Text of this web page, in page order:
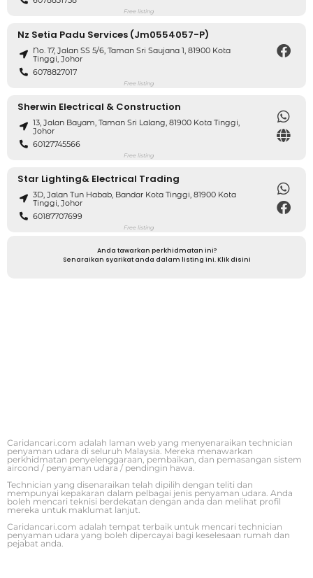
Free listing
Nz Setia Padu Services (Jm0554057-P)
No. 17, Jalan SS 5/6, Taman Sri Saujana 1, 81900 Kota
Tinggi, Johor
6078827017
Free listing
Sherwin Electrical & Construction
13, Jalan Bayam, Taman Sri Lalang, 81900 Kota Tinggi,
Johor
60127745566
Free listing
Star Lighting& Electrical Trading
3D, Jalan Tun Habab, Bandar Kota Tinggi, 81900 Kota
Tinggi, Johor
60187707699
Free listing
Anda tawarkan perkhidmatan ini?
Senaraikan syarikat anda dalam listing ini. Klik disini
Caridancari.com adalah laman web yang menyenaraikan technician
penyaman udara di seluruh Malaysia. Mereka menawarkan
perkhidmatan penyelenggaraan, pembaikan, dan pemasangan sistem
aircond / penyaman udara / pendingin hawa.
Technician yang disenaraikan telah dipilih dengan teliti dan
mempunyai kepakaran dalam pelbagai jenis penyaman udara. Anda
boleh mencari teknisi berdekatan dengan anda dan melihat profil
mereka untuk maklumat lanjut.
Caridancari.com adalah tempat terbaik untuk mencari technician
penyaman udara yang boleh dipercayai bagi keselesaan rumah dan
pejabat anda.